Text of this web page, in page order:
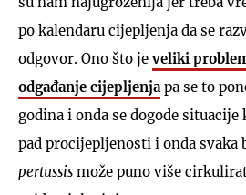
po kalendaru cijepljenja da se
odgovor. Ono što jeveliki
odgađanje cijepljenja pa se to
godina i onda se dogode
pad procijepljenosti i onda svaka
pertussis može puno više